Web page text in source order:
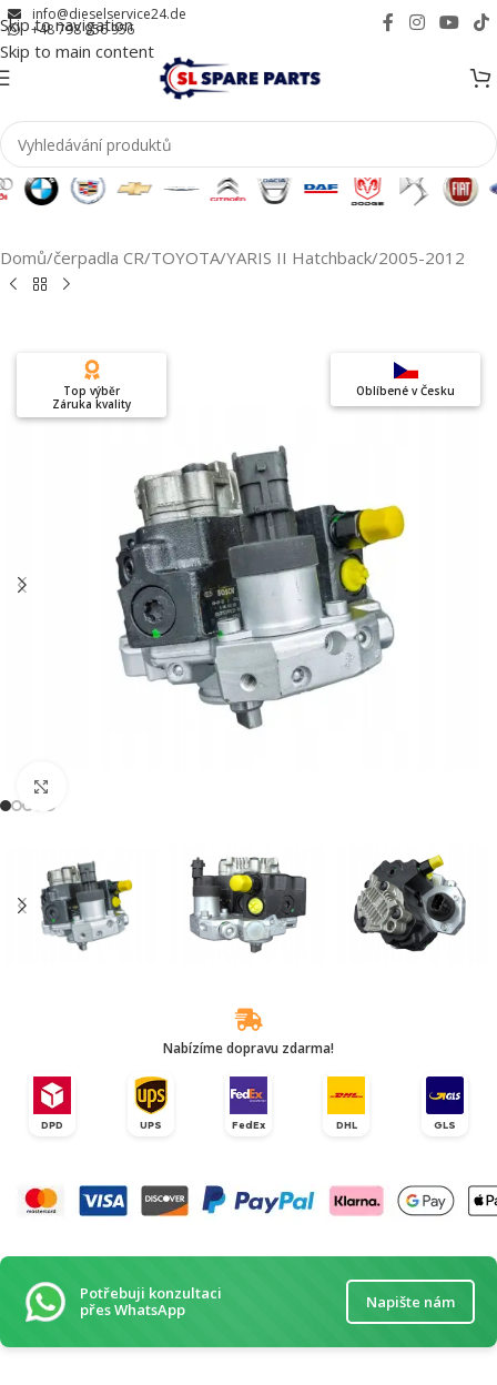
Skip to navigation
Skip to main content
info@dieselservice24.de
+48 798 956 956
Domů/čerpadla CR/TOYOTA/YARIS II Hatchback/2005-2012
Oblíbené v Česku
Top výběr
Záruka kvality
Nabízíme dopravu zdarma!
DPD UPS FedEx DHL GLS
Potřebuji konzultaci
přes WhatsApp
Napište nám